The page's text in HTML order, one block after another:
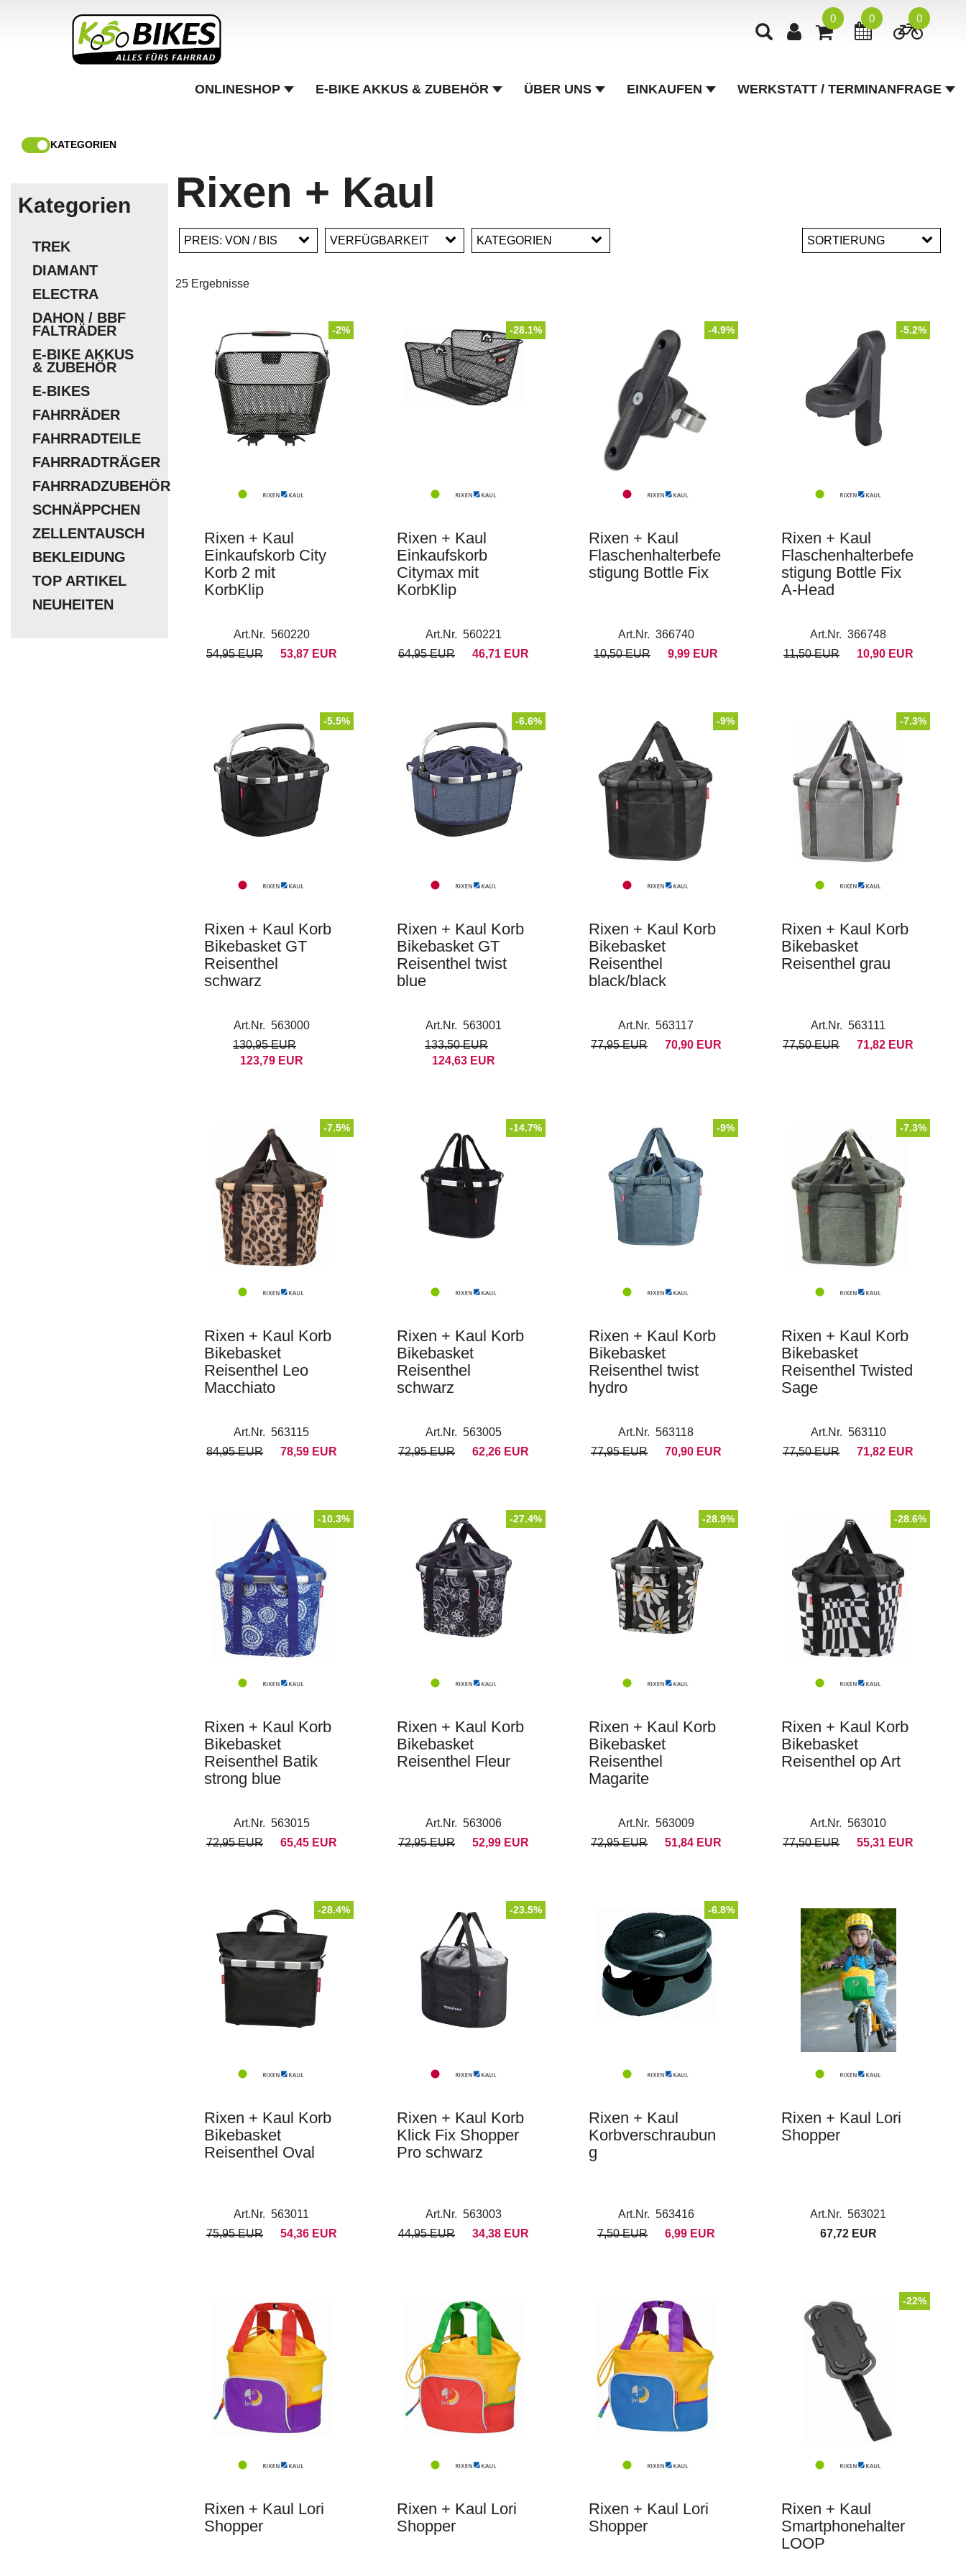
0 0 0
ONLINESHOP E-BIKE AKKUS & ZUBEHÖR ÜBER UNS EINKAUFEN WERKSTATT / TERMINANFRAGE
KATEGORIEN
Kategorien
TREK
DIAMANT
ELECTRA
DAHON / BBF
FALTRÄDER
E-BIKE AKKUS
& ZUBEHÖR
E-BIKES
FAHRRÄDER
FAHRRADTEILE
FAHRRADTRÄGER
FAHRRADZUBEHÖR
SCHNÄPPCHEN
ZELLENTAUSCH
BEKLEIDUNG
TOP ARTIKEL
NEUHEITEN
Rixen + Kaul
SORTIERUNG
PREIS: VON / BIS VERFÜGBARKEIT KATEGORIEN
Körbe
Spiegel & Radio
Taschen & Zubehör
25 Ergebnisse
-2%
Rixen + Kaul
Einkaufskorb City
Korb 2 mit
KorbKlip
Art.Nr. 560220
54,95 EUR
53,87 EUR
-28.1%
Rixen + Kaul
Einkaufskorb
Citymax mit
KorbKlip
Art.Nr. 560221
64,95 EUR
46,71 EUR
-4.9%
Rixen + Kaul
Flaschenhalterbefe
stigung Bottle Fix
Art.Nr. 366740
10,50 EUR
9,99 EUR
-5.2%
Rixen + Kaul
Flaschenhalterbefe
stigung Bottle Fix
A-Head
Art.Nr. 366748
11,50 EUR
10,90 EUR
-5.5%
Rixen + Kaul Korb
Bikebasket GT
Reisenthel
schwarz
Art.Nr. 563000
130,95 EUR
123,79 EUR
-6.6%
Rixen + Kaul Korb
Bikebasket GT
Reisenthel twist
blue
Art.Nr. 563001
133,50 EUR
124,63 EUR
-9%
Rixen + Kaul Korb
Bikebasket
Reisenthel
black/black
Art.Nr. 563117
77,95 EUR
70,90 EUR
-7.3%
Rixen + Kaul Korb
Bikebasket
Reisenthel grau
Art.Nr. 563111
77,50 EUR
71,82 EUR
-7.5%
Rixen + Kaul Korb
Bikebasket
Reisenthel Leo
Macchiato
Art.Nr. 563115
84,95 EUR
78,59 EUR
-14.7%
Rixen + Kaul Korb
Bikebasket
Reisenthel
schwarz
Art.Nr. 563005
72,95 EUR
62,26 EUR
-9%
Rixen + Kaul Korb
Bikebasket
Reisenthel twist
hydro
Art.Nr. 563118
77,95 EUR
70,90 EUR
-7.3%
Rixen + Kaul Korb
Bikebasket
Reisenthel Twisted
Sage
Art.Nr. 563110
77,50 EUR
71,82 EUR
-10.3%
Rixen + Kaul Korb
Bikebasket
Reisenthel Batik
strong blue
Art.Nr. 563015
72,95 EUR
65,45 EUR
-27.4%
Rixen + Kaul Korb
Bikebasket
Reisenthel Fleur
Art.Nr. 563006
72,95 EUR
52,99 EUR
-28.9%
Rixen + Kaul Korb
Bikebasket
Reisenthel
Magarite
Art.Nr. 563009
72,95 EUR
51,84 EUR
-28.6%
Rixen + Kaul Korb
Bikebasket
Reisenthel op Art
Art.Nr. 563010
77,50 EUR
55,31 EUR
-28.4%
Rixen + Kaul Korb
Bikebasket
Reisenthel Oval
Art.Nr. 563011
75,95 EUR
54,36 EUR
-23.5%
Rixen + Kaul Korb
Klick Fix Shopper
Pro schwarz
Art.Nr. 563003
44,95 EUR
34,38 EUR
-6.8%
Rixen + Kaul
Korbverschraubun
g
Art.Nr. 563416
7,50 EUR
6,99 EUR
Rixen + Kaul Lori
Shopper
Art.Nr. 563021
67,72 EUR
Rixen + Kaul Lori
Shopper
Rixen + Kaul Lori
Shopper
Rixen + Kaul Lori
Shopper
-22%
Rixen + Kaul
Smartphonehalter
LOOP